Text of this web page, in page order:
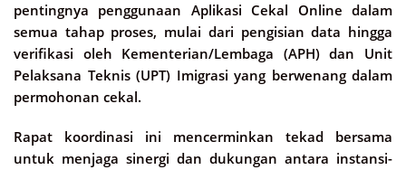
pentingnya penggunaan Aplikasi Cekal Online dalam
semua tahap proses, mulai dari pengisian data hingga
verifikasi oleh Kementerian/Lembaga (APH) dan Unit
Pelaksana Teknis (UPT) Imigrasi yang berwenang dalam
permohonan cekal.
Rapat koordinasi ini mencerminkan tekad bersama
untuk menjaga sinergi dan dukungan antara instansi-